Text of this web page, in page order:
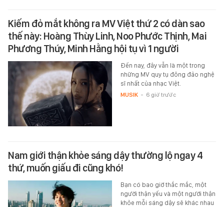
Kiếm đỏ mắt không ra MV Việt thứ 2 có dàn sao
thế này: Hoàng Thùy Linh, Noo Phước Thịnh, Mai
Phương Thúy, Minh Hằng hội tụ vì 1 người
Đến nay, đây vẫn là một trong
những MV quy tụ đông đảo nghệ
sĩ nhất của nhạc Việt.
MUSIK - 6 giờ trước
Nam giới thận khỏe sáng dậy thường lộ ngay 4
thứ, muốn giấu đi cũng khó!
Bạn có bao giờ thắc mắc, một
người thận yếu và một người thận
khỏe mỗi sáng dậy sẽ khác nhau